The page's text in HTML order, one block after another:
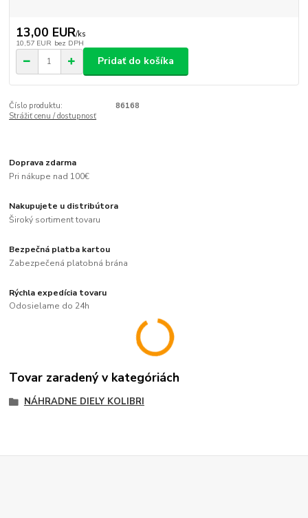
13,00 EUR/ks
10,57 EUR bez DPH
Pridať do košíka
Číslo produktu:
86168
Strážiť cenu / dostupnosť
Doprava zdarma
Pri nákupe nad 100€
Nakupujete u distribútora
Široký sortiment tovaru
Bezpečná platba kartou
Zabezpečená platobná brána
Rýchla expedícia tovaru
Odosielame do 24h
Tovar zaradený v kategóriách
NÁHRADNE DIELY KOLIBRI